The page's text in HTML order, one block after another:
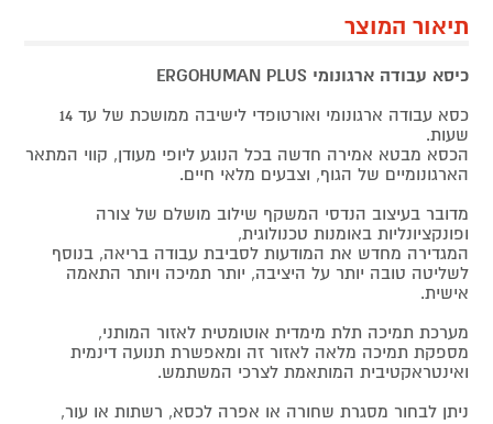
תיאור המוצר
כיסא עבודה ארגונומי ERGOHUMAN PLUS
כסא עבודה ארגונומי ואורטופדי לישיבה ממושכת של עד 14
שעות.
הכסא מבטא אמירה חדשה בכל הנוגע ליופי מעודן, קווי המתאר
הארגונומיים של הגוף, וצבעים מלאי חיים.
מדובר בעיצוב הנדסי המשקף שילוב מושלם של צורה
ופונקציונליות באומנות טכנולוגית,
המגדירה מחדש את המודעות לסביבת עבודה בריאה, בנוסף
לשליטה טובה יותר על היציבה, יותר תמיכה ויותר התאמה
אישית.
מערכת תמיכה תלת מימדית אוטומטית לאזור המותני,
מספקת תמיכה מלאה לאזור זה ומאפשרת תנועה דינמית
ואינטראקטיבית המותאמת לצרכי המשתמש.
ניתן לבחור מסגרת שחורה או אפרה לכסא, רשתות או עור,